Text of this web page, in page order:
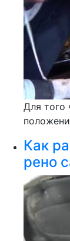
Для того
Как
рено